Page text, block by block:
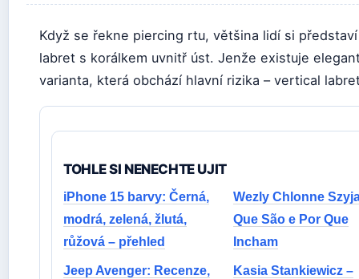
Když se řekne piercing rtu, většina lidí si
labret s korálkem uvnitř úst. Jenže existuje
varianta, která obchází hlavní rizika – vertical
TOHLE SI NENECHTE UJIT
iPhone 15 barvy: Černá,
modrá, zelená, žlutá,
růžová – přehled
Wezly Chlonne
Que São e Por Que
Incham
Jeep Avenger: Recenze,
Kasia Stankiewicz –